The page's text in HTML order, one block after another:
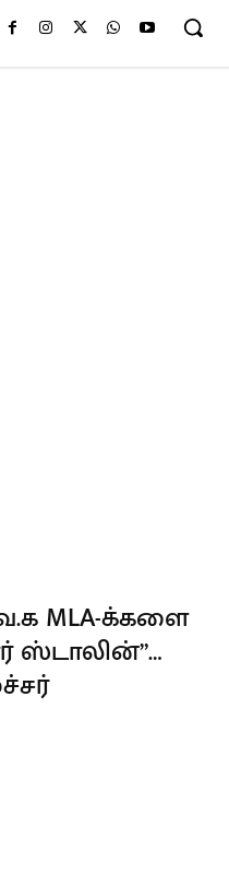
MLA-க்களை
ஸ்டாலின்”…